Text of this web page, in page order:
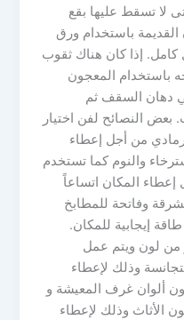
لا تسقط عليها بقع
باستخدام ورق
كامل. إذا كان هناك ثقوب
باستخدام المعجون
دهان السقف ثم
بعض النصائح لفن اختيار
من أجل إعطاء
والنوم كما تستخدم
إعطاء المكان اتساعاً
وفاتحة للمطابخ
إيجابية للمكان.
من لون ويتم عمل
وذلك لإعطاء
ألوان غرف المعيشة و
الأثاث وذلك لإعطاء